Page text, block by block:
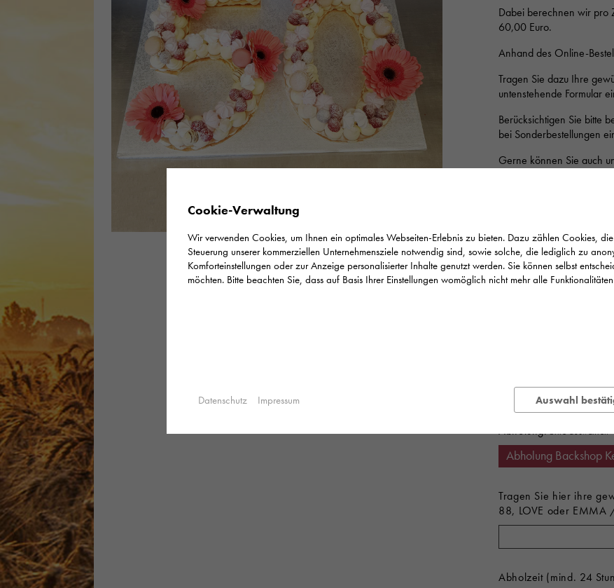
Dabei berechnen wir
60,00 Euro.
Anhand des Online-
Tragen Sie dazu Ihre
untenstehende Formular
Berücksichtigen Sie bitte
bei Sonderbestellungen
Gerne können Sie auch
Abholung:
Tragen Sie hier ihre
88, LOVE oder EMMA
Abholzeit (mind. 24
Cookie-Verwaltung
Wir verwenden Cookies, um Ihnen ein optimales Webseiten-Erlebnis zu bieten. Dazu zählen Cookies,
Steuerung unserer kommerziellen Unternehmensziele notwendig sind, sowie solche, die lediglich zu
Komforteinstellungen oder zur Anzeige personalisierter Inhalte genutzt werden. Sie können selbst
möchten. Bitte beachten Sie, dass auf Basis Ihrer Einstellungen womöglich nicht mehr alle
Auswahl
Datenschutz Impressum